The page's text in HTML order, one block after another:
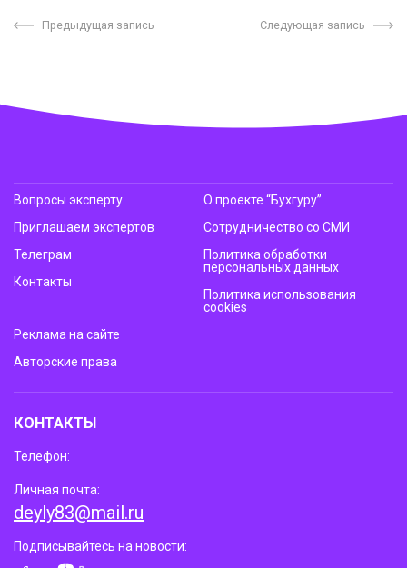
Предыдущая запись Следующая запись
Вопросы эксперту
Приглашаем экспертов
Телеграм
Контакты
О проекте “Бухгуру”
Сотрудничество со СМИ
Политика обработки
персональных данных
Политика использования
cookies
Реклама на сайте
Авторские права
КОНТАКТЫ
Телефон:
Личная почта:
deyly83@mail.ru
Подписывайтесь на новости: